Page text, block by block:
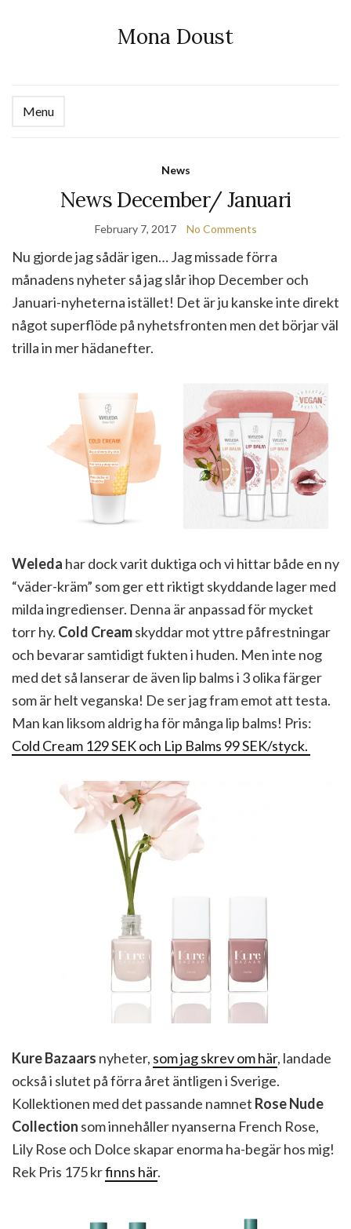
Mona Doust
Menu
News
News December/ Januari
February 7, 2017 No Comments
Nu gjorde jag sådär igen… Jag missade förra
månadens nyheter så jag slår ihop December och
Januari-nyheterna istället! Det är ju kanske inte direkt
något superflöde på nyhetsfronten men det börjar väl
trilla in mer hädanefter.
Weleda har dock varit duktiga och vi hittar både en ny
“väder-kräm” som ger ett riktigt skyddande lager med
milda ingredienser. Denna är anpassad för mycket
torr hy. Cold Creamskyddar mot yttre påfrestningar
och bevarar samtidigt fukten i huden. Men inte nog
med det så lanserar de även lip balms i 3 olika färger
som är helt veganska! De ser jag fram emot att testa.
Man kan liksom aldrig ha för många lip balms! Pris:
Cold Cream 129 SEK och Lip Balms 99 SEK/styck.
Kure Bazaars nyheter, som jag skrev om här, landade
också i slutet på förra året äntligen i Sverige.
Kollektionen med det passande namnet Rose Nude
Collection som innehåller nyanserna French Rose,
Lily Rose och Dolce skapar enorma ha-begär hos mig!
Rek Pris 175 krfinns här.